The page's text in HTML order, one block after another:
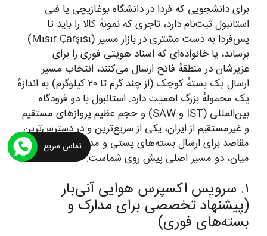
برای دانشجویی که فردا در دانشگاه بوغازیچی یا فنی
استانبول ثبت‌نام دارد، تاجری که نمونهٔ کالا را باید تا
پس‌فردا به دست مشتری در بازار مسیر (Mısır Çarşısı)
برساند، یا خانواده‌ای که اسناد هویتی فوری را برای
عزیزشان در منطقهٔ فاتح ارسال می‌کنند، انتخاب مسیر
ارسال یک بستهٔ کوچک (از چند گرم تا ۲۰ کیلوگرم) به اندازهٔ
یک محمولهٔ بزرگ اهمیت دارد. استانبول با دو فرودگاه
بین‌المللی (IST و SAW) و حجم عظیم پروازهای مستقیم
و غیرمستقیم از ایران، یکی از سریع‌ترین و در دسترس‌ترین
مقاصد برای ارسال بسته‌های پستی و مدارک است. در این
میان، دو مسیر اصلی پیش روی شماست.
۱. سرویس اکسپرس هوایی آنی‌بار
(پیشنهاد تخصصی برای مدارک و
بسته‌های فوری)
تماس سریع